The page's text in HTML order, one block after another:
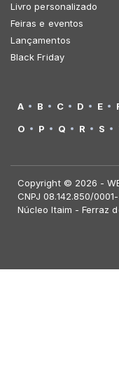
Livro personalizado
Feiras e eventos
Lançamentos
Black Friday
A B C D E
O
P Q R S
Copyright © 2026 -
CNPJ 08.142.850/
Núcleo Itaim - Ferraz